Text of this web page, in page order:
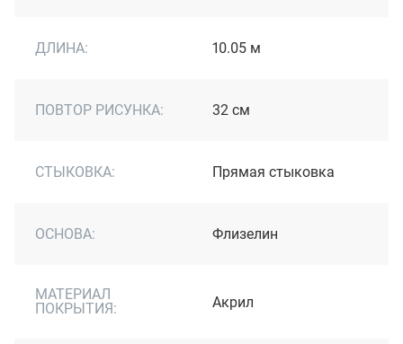
ДЛИНА: 10.05 м
ПОВТОР РИСУНКА: 32 см
СТЫКОВКА: Прямая стыковка
ОСНОВА: Флизелин
МАТЕРИАЛ
ПОКРЫТИЯ:
Акрил